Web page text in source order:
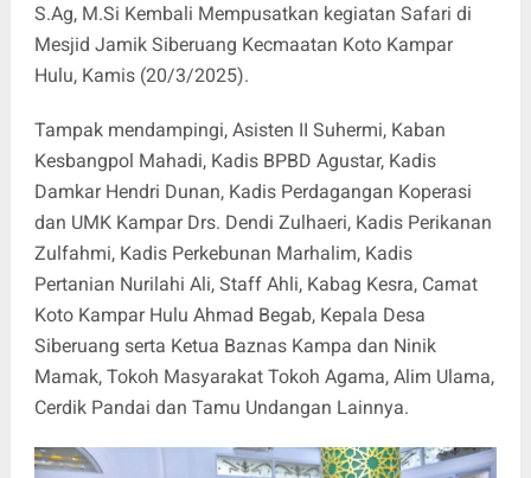
S.Ag, M.Si Kembali Mempusatkan kegiatan Safari di
Mesjid Jamik Siberuang Kecmaatan Koto Kampar
Hulu, Kamis (20/3/2025).
Tampak mendampingi, Asisten II Suhermi, Kaban
Kesbangpol Mahadi, Kadis BPBD Agustar, Kadis
Damkar Hendri Dunan, Kadis Perdagangan Koperasi
dan UMK Kampar Drs. Dendi Zulhaeri, Kadis Perikanan
Zulfahmi, Kadis Perkebunan Marhalim, Kadis
Pertanian Nurilahi Ali, Staff Ahli, Kabag Kesra, Camat
Koto Kampar Hulu Ahmad Begab, Kepala Desa
Siberuang serta Ketua Baznas Kampa dan Ninik
Mamak, Tokoh Masyarakat Tokoh Agama, Alim Ulama,
Cerdik Pandai dan Tamu Undangan Lainnya.